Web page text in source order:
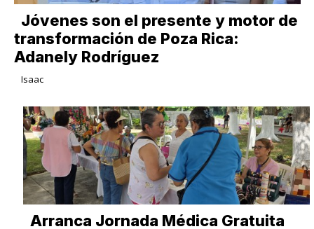
Jóvenes son el presente y motor de
transformación de Poza Rica:
Adanely Rodríguez
Isaac
Arranca Jornada Médica Gratuita